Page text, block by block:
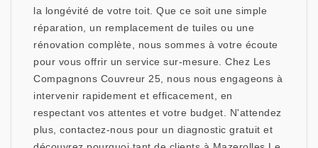
la longévité de votre toit. Que ce soit une simple
réparation, un remplacement de tuiles ou une
rénovation complète, nous sommes à votre écoute
pour vous offrir un service sur-mesure. Chez Les
Compagnons Couvreur 25, nous nous engageons à
intervenir rapidement et efficacement, en
respectant vos attentes et votre budget. N'attendez
plus, contactez-nous pour un diagnostic gratuit et